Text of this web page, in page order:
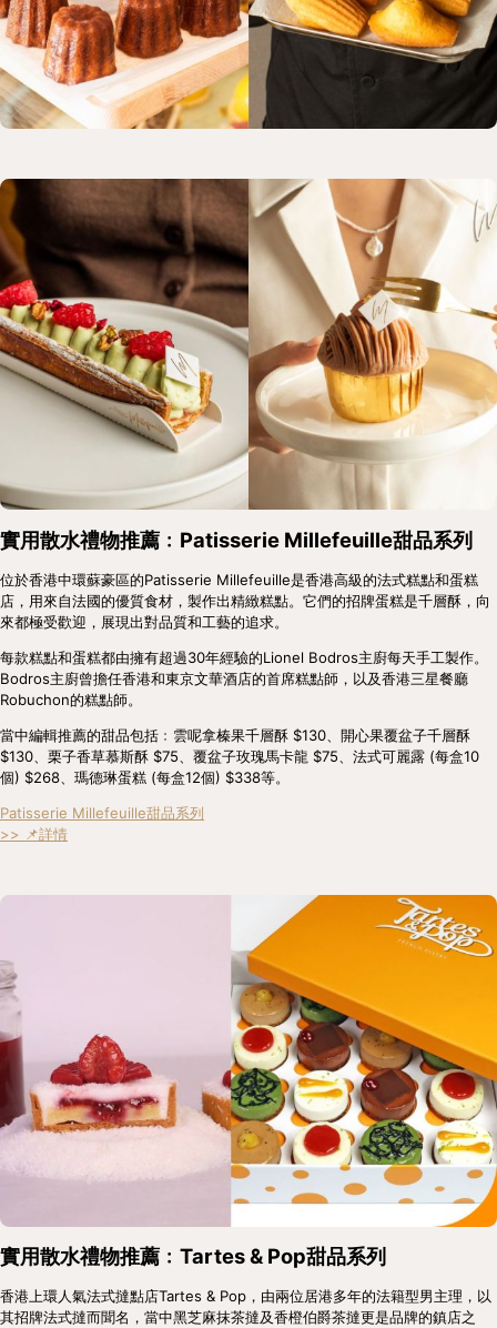
實用散水禮物推薦﹕Patisserie Millefeuille甜品系列
位於香港中環蘇豪區的Patisserie Millefeuille是香港高級的法式糕點和蛋糕
店，用來自法國的優質食材，製作出精緻糕點。它們的招牌蛋糕是千層酥，向
來都極受歡迎，展現出對品質和工藝的追求。
每款糕點和蛋糕都由擁有超過30年經驗的Lionel Bodros主廚每天手工製作。
Bodros主廚曾擔任香港和東京文華酒店的首席糕點師，以及香港三星餐廳
Robuchon的糕點師。
當中編輯推薦的甜品包括﹕雲呢拿榛果千層酥 $130、開心果覆盆子千層酥
$130、栗子香草慕斯酥 $75、覆盆子玫瑰馬卡龍 $75、法式可麗露 (每盒10
個) $268、瑪德琳蛋糕 (每盒12個) $338等。
Patisserie Millefeuille甜品系列
>> 📌詳情
實用散水禮物推薦﹕Tartes & Pop甜品系列
香港上環人氣法式撻點店Tartes & Pop，由兩位居港多年的法籍型男主理，以
其招牌法式撻而聞名，當中黑芝麻抹茶撻及香橙伯爵茶撻更是品牌的鎮店之